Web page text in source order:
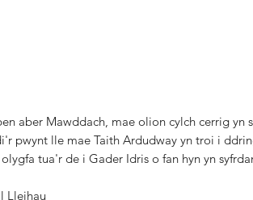
aber Mawddach, mae olion cylch cerrig yn
pwynt lle mae Taith Ardudway yn troi i
tua'r de i Gader Idris o fan hyn yn
Lleihau